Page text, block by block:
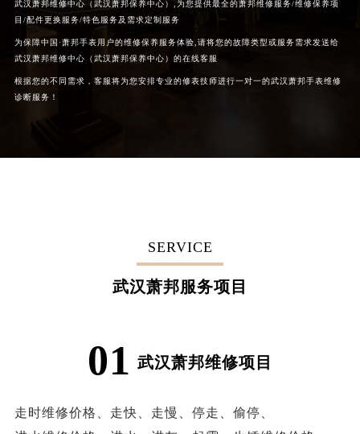
武汉萧邦维修中心（武汉萧邦保养中心）,为您提供最全的萧邦维修服务/维修保养项
目/配件更换服务/特色服务及需求定制服务
为保障中国·萧邦手表用户的维修保养服务体验,请将您的故障类型或服务需求发送给
武汉萧邦维修中心（武汉萧邦保养中心）的在线客服
根据您的不同需求，客服将为您安排专业的修表技师进行一对一的武汉萧邦手表维修
诊断服务！
SERVICE
武汉萧邦服务项目
01 武汉萧邦维修项目
走时维修价格、 走快、 走慢、 停走、 偷停、